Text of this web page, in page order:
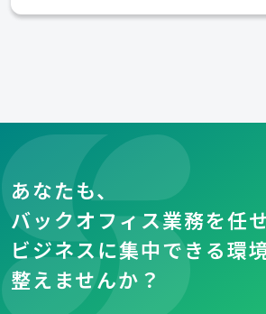
あなたも、
バックオフィス業務を任
ビジネスに集中できる環
整えませんか？